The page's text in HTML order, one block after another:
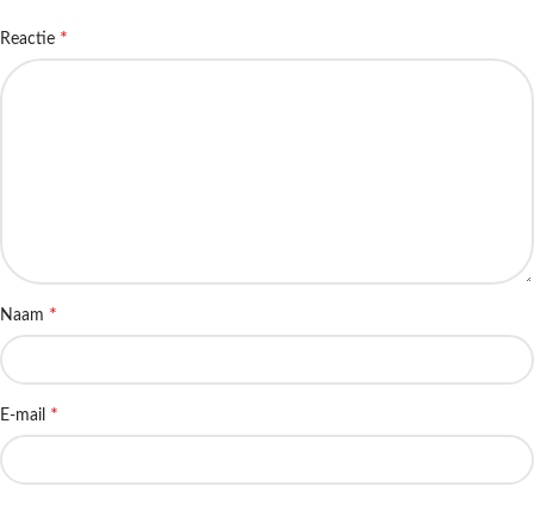
Reactie *
Naam *
E-mail *